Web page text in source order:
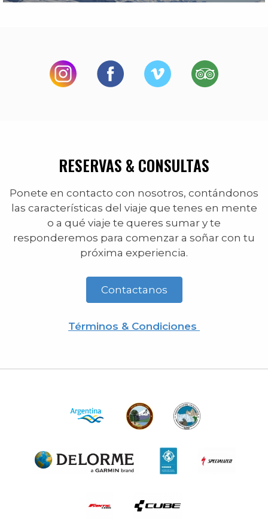
RESERVAS & CONSULTAS
Ponete en contacto con nosotros, contándonos
las características del viaje que tenes en mente
o a qué viaje te queres sumar y te
responderemos para comenzar a soñar con tu
próxima experiencia.
Contactanos
Términos & Condiciones